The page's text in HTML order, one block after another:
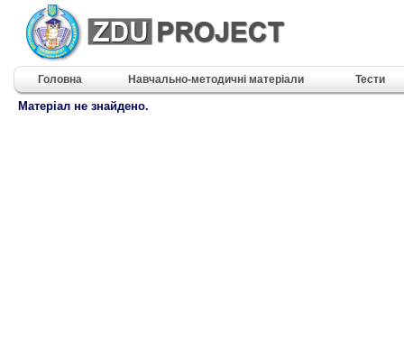
Головна Навчально-методичні матеріали Тести
Матеріал не знайдено.